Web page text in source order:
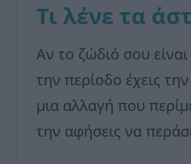
Τι λένε τα
Αν το ζώδιό σου είναι
την περίοδο έχεις
μια αλλαγή που
την αφήσεις να